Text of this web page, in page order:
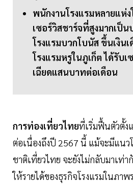
พนักงานโรงแรมหลายแห่ง
เซอร์วิสชาร์จที่สูงมากเป็
โรงแรมบวกโบนัส ขึ้นเงิน
โรงแรมหรูในภูเก็ต ได้รับเ
เฉียดแสนบาทต่อเดือน
การท่องเที่ยวไทยที่เริ่มฟื้นตัวตั้ง
ต่อเนื่องถึงปี 2567 นี้ แม้จะมีแนว
ชาติเที่ยวไทย จะยังไม่กลับมาเท่
ให้รายได้ของธุรกิจโรงแรมในภา